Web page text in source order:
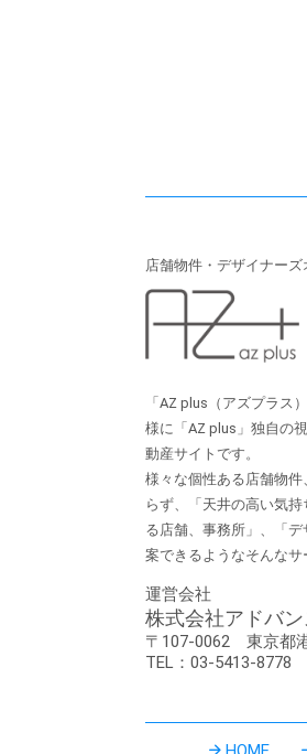
店舗物件・デザイナー
「AZ plus（アズプラス
様に「AZ plus」独⾃の
動産サイトです。
様々な個性ある店舗物
らず、「天井の⾼い気
る店舗、事務所」、「
案できるようなそんなサ
運営会社
株式会社アドバ
〒107-0062 東京都
TEL：03-5413-8778